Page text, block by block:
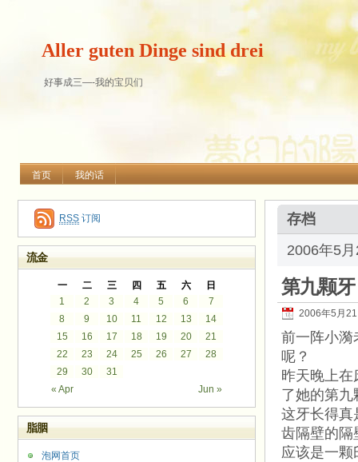
Aller guten Dinge sind drei
好事成三—-我的宝贝们
首页 我的话
存档
2006年5
第九颗牙
2006年5月
前一阵小漪
呢？
昨天晚上
了她的第九
这牙长得真
齿隔壁的隔
应该是一
RSS 订阅
流金
一 二 三 四 五 六 日
« Apr Jun »
1 2 3 4 5 6
7
8
9 10 11 12 13
14
15
16 17 18 19 20
21
22
23 24 25 26 27
28
29
30 31
脂胭
泡网首页